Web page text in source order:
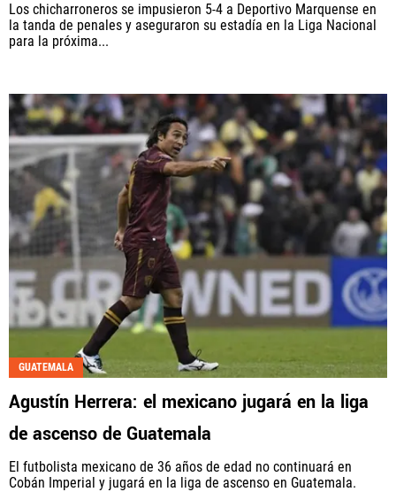
Los chicharroneros se impusieron 5-4 a Deportivo Marquense en
la tanda de penales y aseguraron su estadía en la Liga Nacional
para la próxima...
GUATEMALA
Agustín Herrera: el mexicano jugará en la liga
de ascenso de Guatemala
El futbolista mexicano de 36 años de edad no continuará en
Cobán Imperial y jugará en la liga de ascenso en Guatemala.